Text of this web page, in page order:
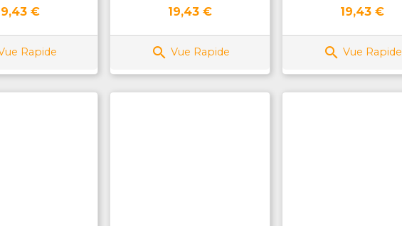
€
Rapide
Prix
19,43 €
 Vue Rapide
Prix
19,43 €
 Vue Rapide